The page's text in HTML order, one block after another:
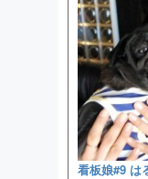
看板娘#9 は